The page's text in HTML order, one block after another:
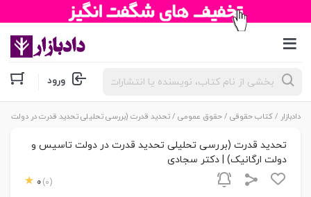
جستجوی
محصولات ورود
دادبازار /کتاب حقوقی /حقوق عمومی / تحدید قدرت (بررسی تحلیلی تحدید قدرت در دولت
تحدید قدرت (بررسی تحلیلی تحدید قدرت در دولت تاسیس و
دولت ارگانیک) | دکتر سجادی
0 (0)